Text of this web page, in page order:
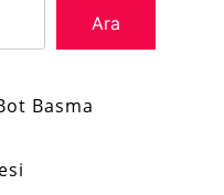
Ara
Basma